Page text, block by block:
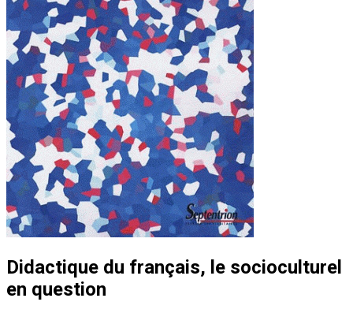
Didactique du français, le socioculturel
en question